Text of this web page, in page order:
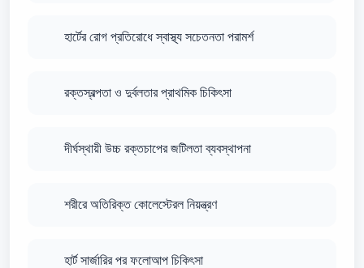
হার্টের রোগ প্রতিরোধে স্বাস্থ্য সচেতনতা পরামর্শ
রক্তস্বল্পতা ও দুর্বলতার প্রাথমিক চিকিৎসা
দীর্ঘস্থায়ী উচ্চ রক্তচাপের জটিলতা ব্যবস্থাপনা
শরীরে অতিরিক্ত কোলেস্টেরল নিয়ন্ত্রণ
হার্ট সার্জারির পর ফলোআপ চিকিৎসা